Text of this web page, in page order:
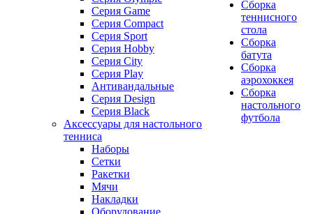
Серия Game
Серия Compact
Серия Sport
Серия Hobby
Серия City
Серия Play
Антивандальные
Серия Design
Серия Black
Аксессуары для настольного
тенниса
Наборы
Сетки
Ракетки
Мячи
Накладки
Оборудование
Сборка
теннисного
стола
Сборка
батута
Сборка
аэрохоккея
Сборка
настольного
футбола